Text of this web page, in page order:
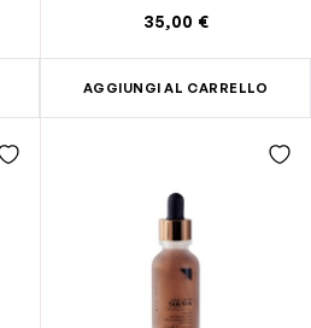
35,00 €
AGGIUNGI AL CARRELLO